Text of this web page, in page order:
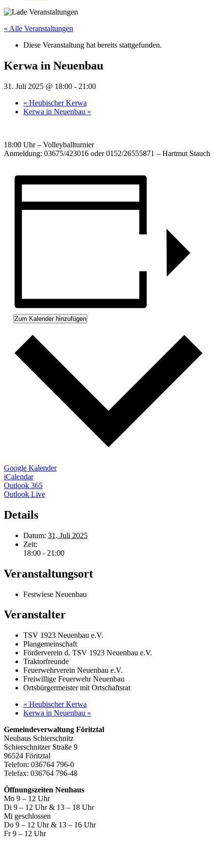
« Alle Veranstaltungen
Diese Veranstaltung hat bereits stattgefunden.
Kerwa in Neuenbau
31. Juli 2025 @ 18:00 - 21:00
« Heubischer Kerwa
Kerwa in Neuenbau »
18:00 Uhr – Volleyballturnier
Anmeldung: 03675/423016 oder 0152/26555871 – Hartmut Stauch
Zum Kalender hinzufügen
Google Kalender
iCalendar
Outlook 365
Outlook Live
Details
Datum: 31. Juli 2025
Zeit:
18:00 - 21:00
Veranstaltungsort
Festwiese Neuenbau
Veranstalter
TSV 1923 Neuenbau e.V.
Plangemeinschaft
Förderverein d. TSV 1923 Neuenbau e.V.
Traktorfreunde
Feuerwehrverein Neuenbau e.V.
Freiwillige Feuerwehr Neuenbau
Ortsbürgermeister mit Ortschaftsrat
« Heubischer Kerwa
Kerwa in Neuenbau »
Gemeindeverwaltung Föritztal
Neuhaus Schierschnitz
Schierschnitzer Straße 9
96524 Föritztal
Telefon: 036764 796-0
Telefax: 036764 796-48
Öffnungszeiten Neuhaus
Mo 9 – 12 Uhr
Di 9 – 12 Uhr & 13 – 18 Uhr
Mi geschlossen
Do 9 – 12 Uhr & 13 – 16 Uhr
Fr 9 – 12 Uhr